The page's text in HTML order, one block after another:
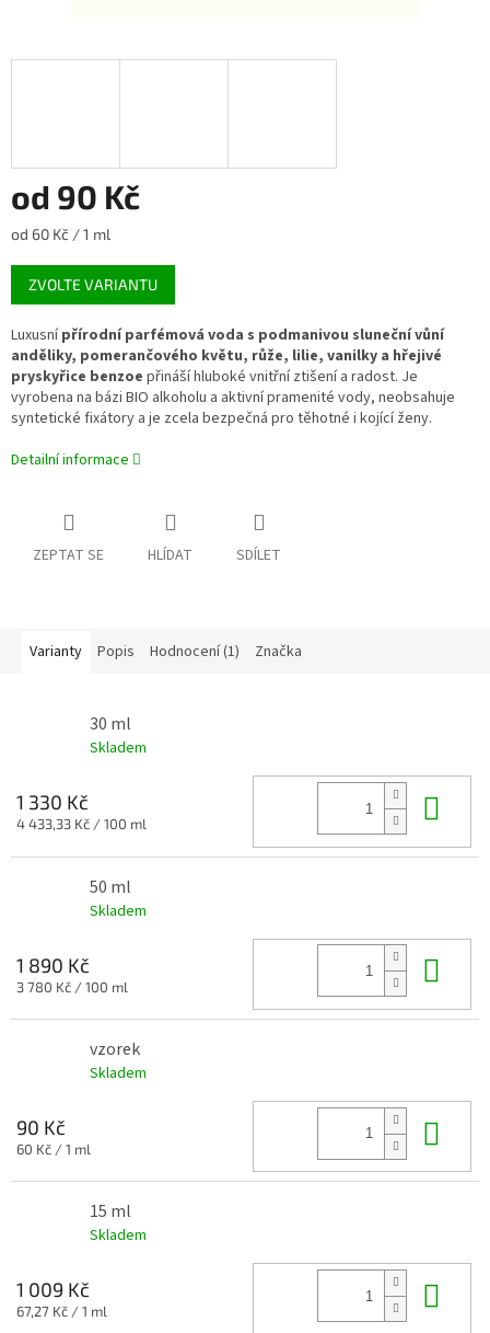
od 90 Kč
Měrná
od 60 Kč / 1 ml
ZVOLTE VARIANTU
Luxusnípřírodní parfémová voda s podmanivou sluneční vůní
anděliky, pomerančového květu, růže, lilie, vanilky a hřejivé
pryskyřice benzoe přináší hluboké vnitřní ztišení a radost. Je
vyrobena na bázi BIO alkoholu a aktivní pramenité vody, neobsahuje
syntetické fixátory a je zcela bezpečná pro těhotné i kojící ženy.
Detailní informace
ZEPTAT SE HLÍDAT SDÍLET
Varianty Popis Hodnocení (1) Značka
30 ml
Skladem
1 330 Kč
Měrná
4 433,33 Kč / 100 ml
50 ml
Skladem
1 890 Kč
Měrná
3 780 Kč / 100 ml
vzorek
Skladem
90 Kč
Měrná
60 Kč / 1 ml
15 ml
Skladem
1 009 Kč
Měrná
67,27 Kč / 1 ml